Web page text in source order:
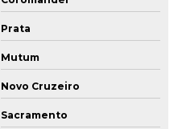
Prata
Mutum
Novo Cruzeiro
Sacramento